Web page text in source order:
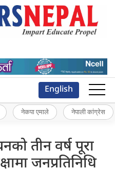
English
नेकपा एमाले नेपाली कांग्रेस
तीन वर्ष पूरा
जनप्रतिनिधि